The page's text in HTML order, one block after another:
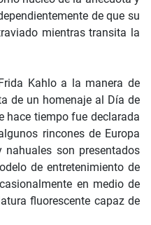
de que su
mientras transita la
Kahlo a la manera de
de un homenaje al Día de
hace tiempo fue declarada
rincones de Europa
son presentados
de entretenimiento de
en medio de
fluorescente capaz de